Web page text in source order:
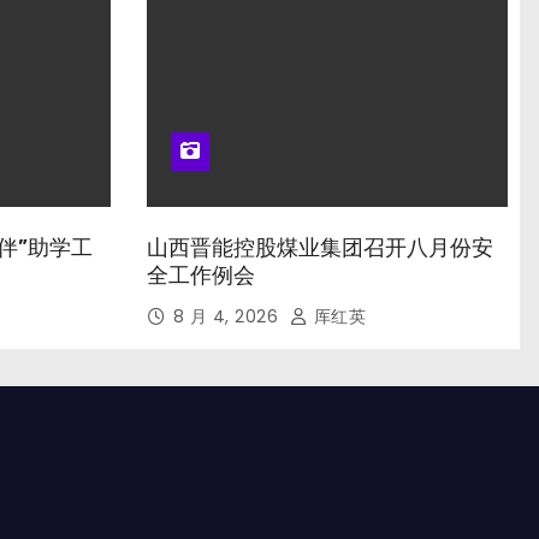
”助学工
山西晋能控股煤业集团召开八月份安
全工作例会
8 月 4, 2026 厍红英